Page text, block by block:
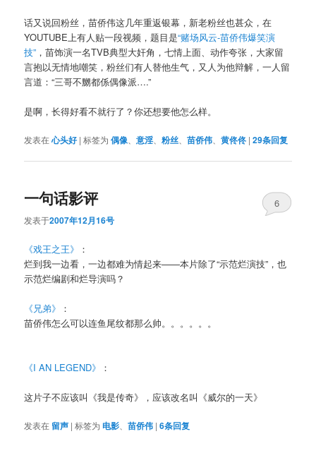
话又说回粉丝，苗侨伟这几年重返银幕，新老粉丝也甚众，在
YOUTUBE上有人贴一段视频，题目是“赌场风云-苗侨伟爆笑演
技” ，苗饰演一名TVB典型大奸角，七情上面、动作夸张，大家留
言抱以无情地嘲笑，粉丝们有人替他生气，又人为他辩解，一人留
言道：“三哥不嬲都係偶像派….”
是啊，长得好看不就行了？你还想要他怎么样。
发表在心头好 |标签为 偶像 、意淫、粉丝 、苗侨伟 、黄佟佟 |29条回复
一句话影评
发表于2007年12月16号
6
《戏王之王》
：
烂到我一边看，一边都难为情起来——本片除了“示范烂演技”，也
示范烂编剧和烂导演吗？
《兄弟》
：
苗侨伟怎么可以连鱼尾纹都那么帅。。。。。。
《I AN LEGEND》 ：
这片子不应该叫《我是传奇》，应该改名叫《威尔的一天》
发表在 留声 |标签为 电影 、苗侨伟 |6条回复